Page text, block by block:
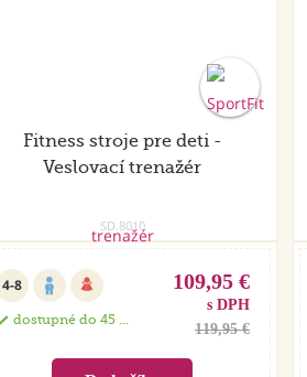
Fitness stroje pre deti -
Veslovací trenažér
SD.8010
4-8
dostupné do 45 dní
109,95 €
s DPH
119,95 €